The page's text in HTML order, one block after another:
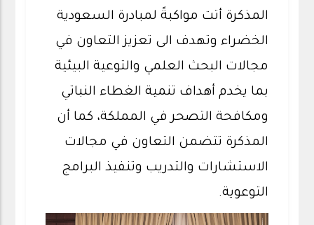
المذكرة أتت مواكبةً لمبادرة السعودية
الخضراء وتهدف الى تعزيز التعاون في
مجالات البحث العلمي والتوعية البيئية
بما يخدم أهداف تنمية الغطاء النباتي
ومكافحة التصحر في المملكة، كما أن
المذكرة تتضمن التعاون في مجالات
الاستشارات والتدريب وتنفيذ البرامج
التوعوية.